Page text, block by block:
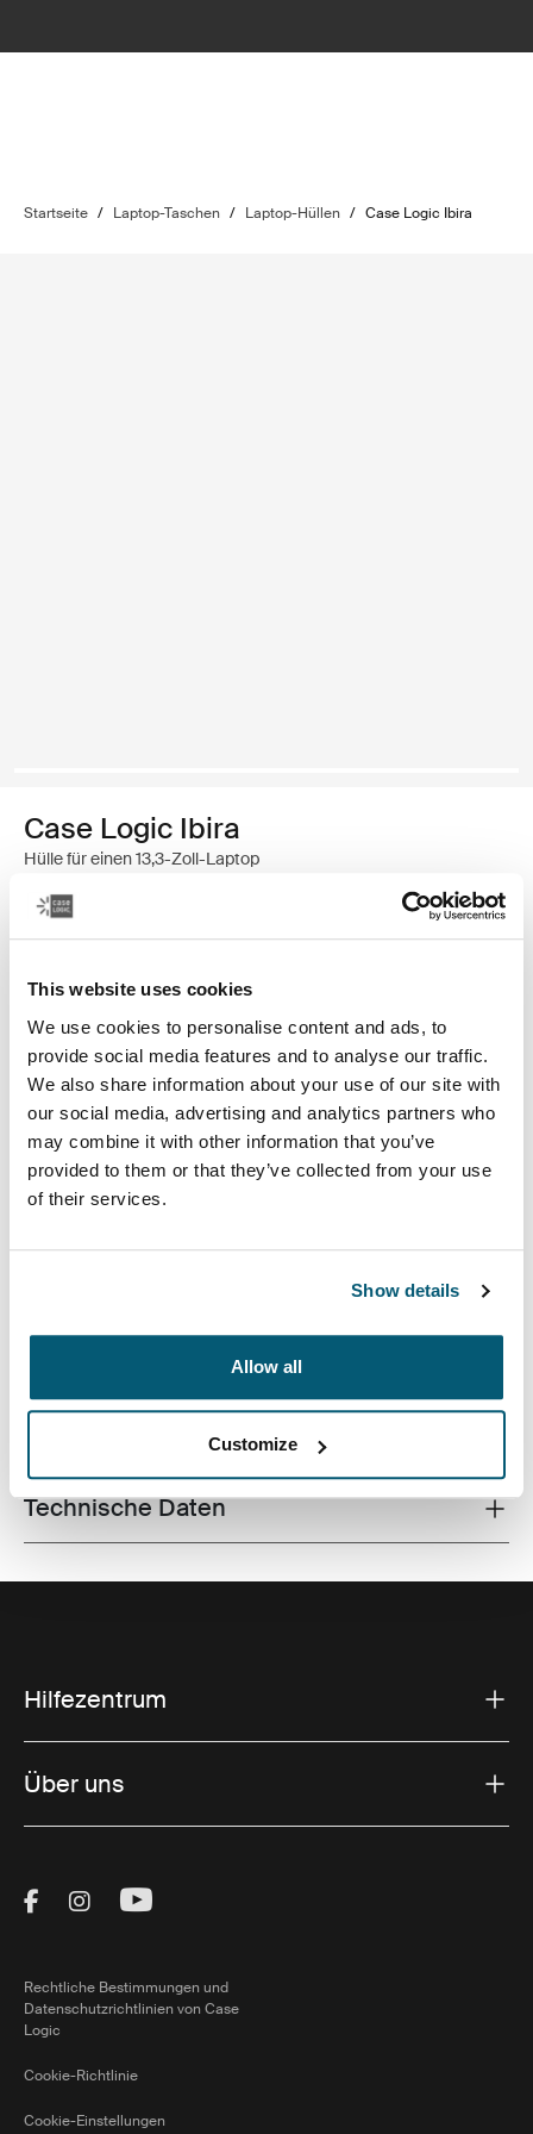
This website uses cookies
We use cookies to personalise content and ads, to
provide social media features and to analyse our traffic.
We also share information about your use of our site with
our social media, advertising and analytics partners who
may combine it with other information that you’ve
provided to them or that they’ve collected from your use
of their services.
Show details
Allow all
Customize
Startseite / Laptop-Taschen / Laptop-Hüllen / Case Logic Ibira
Case Logic Ibira
Hülle für einen 13,3-Zoll-Laptop
24,99 €
Farbe
Case Logic Ibira Laptop Sleeve Schwarz
Case Logic Ibira Laptop Sleeve Marineblau (selected)
Case Logic Ibira Laptop Sleeve Islay Green
Farbakzente verleihen dieser Laptop-Schutzhülle einen
Toggle features
Alle Eigenschaften
Toggle techspec
Technische Daten
Hilfezentrum
Über uns
Visit Thule on Facebook (external link)
Visit Thule on Instagram (external link)
Visit Thule on Youtube (external
Rechtliche Bestimmungen und
Datenschutzrichtlinien von Case
Logic
Cookie-Richtlinie
Cookie-Einstellungen